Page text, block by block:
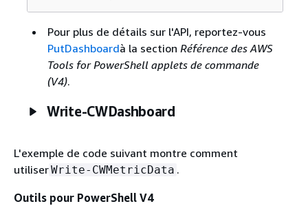
Pour plus de détails sur l'API, reportez-vous
PutDashboardà la section Référence des AWS
Tools for PowerShell applets de commande
(V4).
Write-CWDashboard
L'exemple de code suivant montre comment
utiliserWrite-CWMetricData .
Outils pour PowerShell V4